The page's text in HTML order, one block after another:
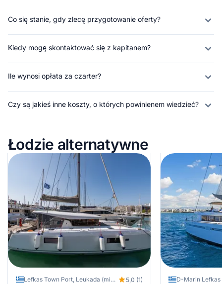
Co się stanie, gdy zlecę przygotowanie oferty?
Kiedy mogę skontaktować się z kapitanem?
Ile wynosi opłata za czarter?
Czy są jakieś inne koszty, o których powinienem wiedzieć?
Łodzie alternatywne
Lefkas Town Port, Leukada (miejscowość), Grecja 5,0 (1)